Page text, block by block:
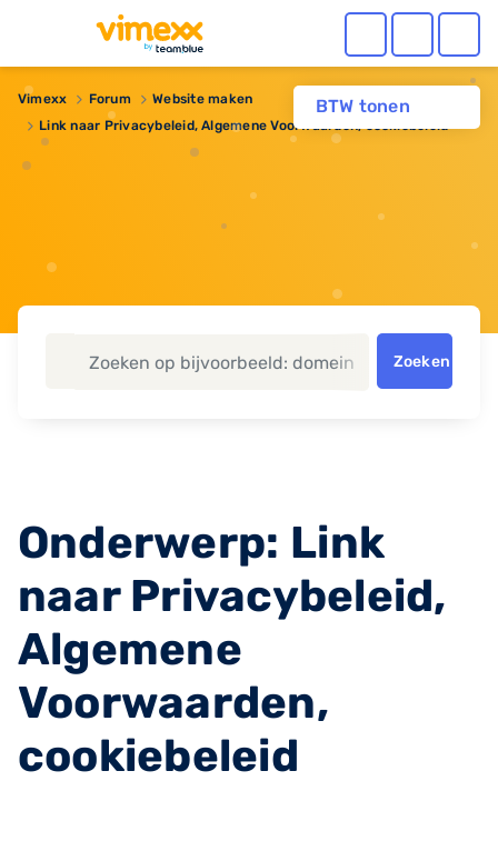
BTW tonen
Vimexx Forum
Website maken
Link naar Privacybeleid, Algemene Voorwaarden, cookiebeleid
Zoeken
Onderwerp: Link
naar Privacybeleid,
Algemene
Voorwaarden,
cookiebeleid